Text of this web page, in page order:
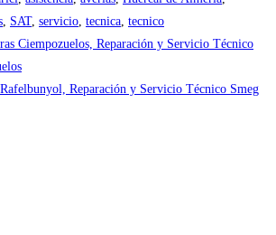
, SAT, servicio, tecnica, tecnico
Ciempozuelos, Reparación y Servicio Técnico
Reparación y Servicio Técnico Smeg